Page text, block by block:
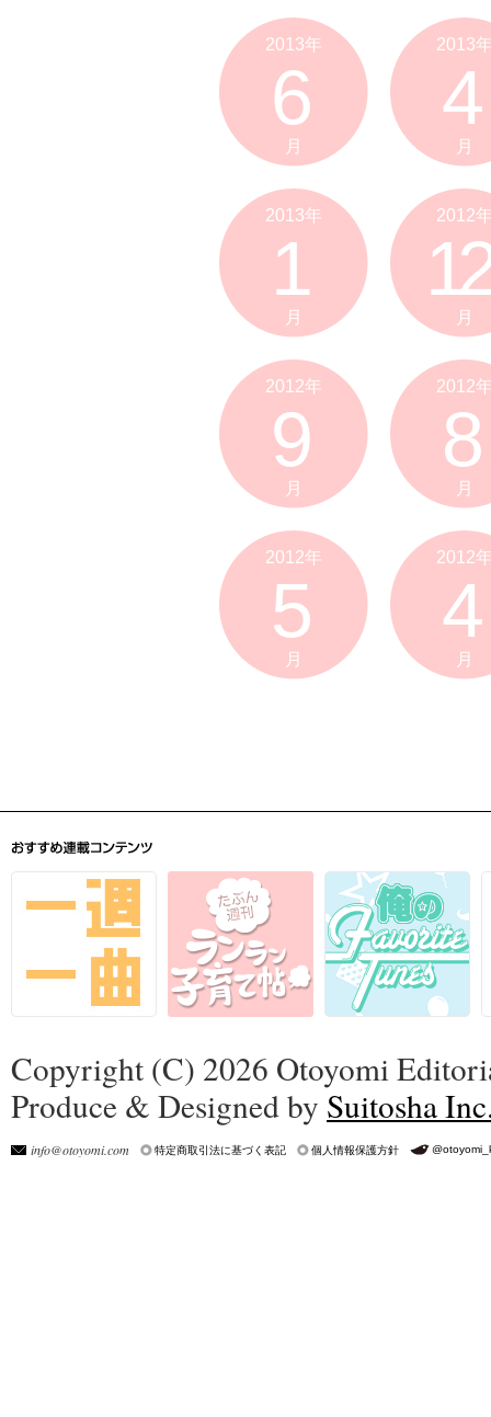
2013年
6
月
2013
4
月
2013年
1
月
2012
12
月
2012年
9
月
2012
8
月
2012年
5
月
2012
4
月
Copyright (C) 2026 Otoyomi
Produce & Designed by Suitosha
info@otoyomi.com 特定商取引法に基づく表記 個人情報保護方針